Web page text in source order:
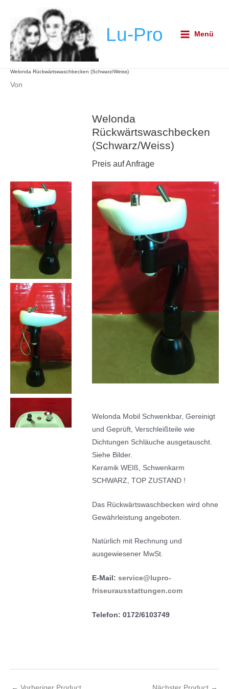
springen
Lu-Pro
MenuMenü
Welonda Rückwärtswaschbecken (Schwarz/Weiss)
Von
Welonda
Rückwärtswaschbecken
(Schwarz/Weiss)
Preis auf Anfrage
Welonda Mobil Schwenkbar, Gereinigt
und Geprüft, Verschleißteile wie
Dichtungen Schläuche ausgetauscht.
Siehe Bilder.
Keramik WEIß, Schwenkarm
SCHWARZ, TOP ZUSTAND !
Das Rückwärtswaschbecken wird ohne
Gewährleistung angeboten.
Natürlich mit Rechnung und
ausgewiesener MwSt.
E-Mail: service@lupro-
friseurausstattungen.com
Telefon: 0172/6103749
navigation